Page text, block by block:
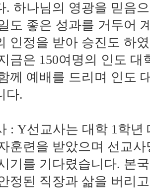
. 하나님의 영광을 믿음
도 좋은 성과를 거두어
인정을 받아 승진도 하
금은 150여명의 인도 대
께 예배를 드리며 인도
다.
: Y선교사는 대학 1학년
훈련을 받았으며 선교
기를 기다렸습니다. 본
정된 직장과 삶을 버리